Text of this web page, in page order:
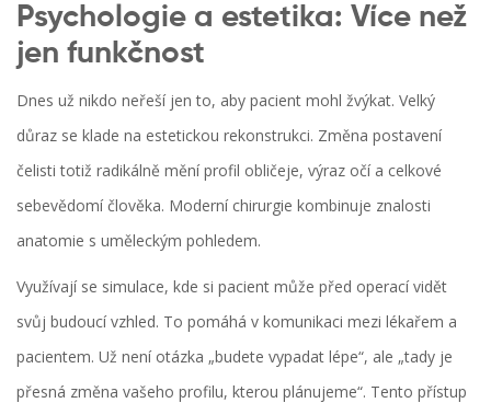
Psychologie a estetika: Více než
jen funkčnost
Dnes už nikdo neřeší jen to, aby pacient mohl žvýkat. Velký
důraz se klade na estetickou rekonstrukci. Změna postavení
čelisti totiž radikálně mění profil obličeje, výraz očí a celkové
sebevědomí člověka. Moderní chirurgie kombinuje znalosti
anatomie s uměleckým pohledem.
Využívají se simulace, kde si pacient může před operací vidět
svůj budoucí vzhled. To pomáhá v komunikaci mezi lékařem a
pacientem. Už není otázka „budete vypadat lépe“, ale „tady je
přesná změna vašeho profilu, kterou plánujeme“. Tento přístup